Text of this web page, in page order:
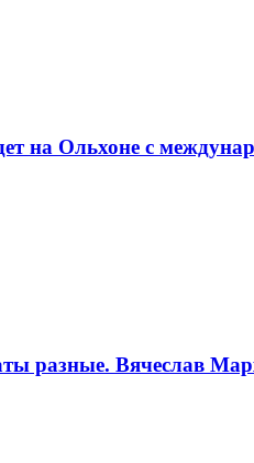
на Ольхоне с
разные. Вячеслав